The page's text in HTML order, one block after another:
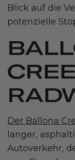
Blick auf die
potenzielle
Der Ballona
langer,
Autoverkehr,